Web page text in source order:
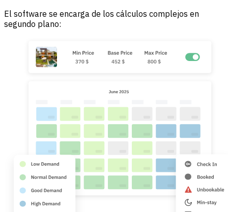
El software se encarga de los cálculos complejos en
segundo plano: